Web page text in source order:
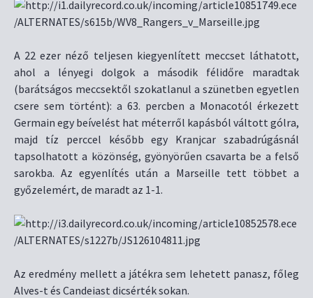
A 22 ezer néző teljesen kiegyenlített meccset láthatott,
ahol a lényegi dolgok a második félidőre maradtak
(barátságos meccsektől szokatlanul a szünetben egyetlen
csere sem történt): a 63. percben a Monacotól érkezett
Germain egy beívelést hat méterről kapásból váltott gólra,
majd tíz perccel később egy Kranjcar szabadrúgásnál
tapsolhatott a közönség, gyönyörűen csavarta be a felső
sarokba. Az egyenlítés után a Marseille tett többet a
győzelemért, de maradt az 1-1.
Az eredmény mellett a játékra sem lehetett panasz, főleg
Alves-t és Candeiast dicsérték sokan.